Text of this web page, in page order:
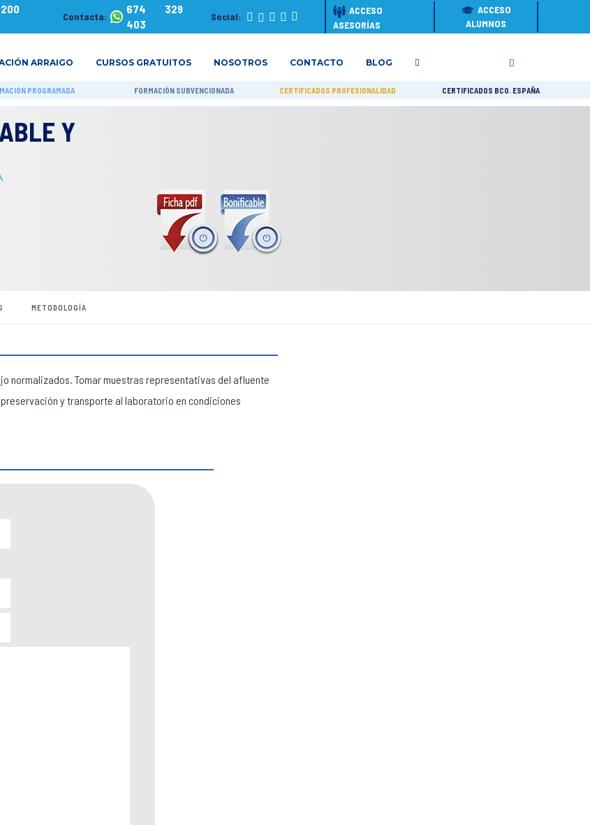
200
Contacta:
674 329
403
Social:
ACCESO
ASESORÍAS
ACCESO
ALUMNOS
ARRAIGO CURSOS GRATUITOS NOSOTROS CONTACTO BLOG
PROGRAMADA FORMACIÓN SUBVENCIONADA CERTIFICADOS PROFESIONALIDAD CERTIFICADOS BCO. ESPAÑA
Y
METODOLOGÍA
normalizados. Tomar muestras representativas del afluente
y transporte al laboratorio en condiciones